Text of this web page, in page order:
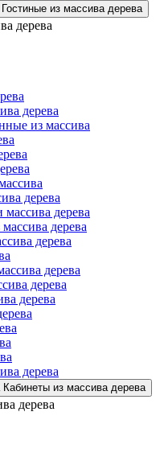
Гостиные из массива дерева
дерева
из массива
дерева
дерева
дерева
дерева
дерева
дерева
дерева
дерева
Кабинеты из массива дерева